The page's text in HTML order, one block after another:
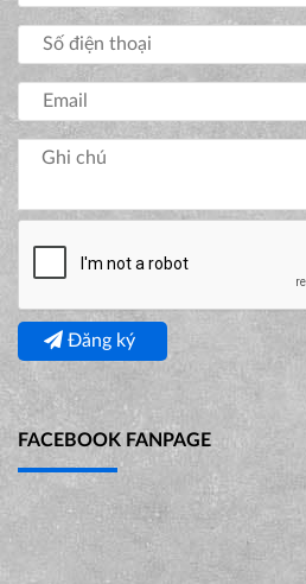
Đăng ký
FACEBOOK FANPAGE